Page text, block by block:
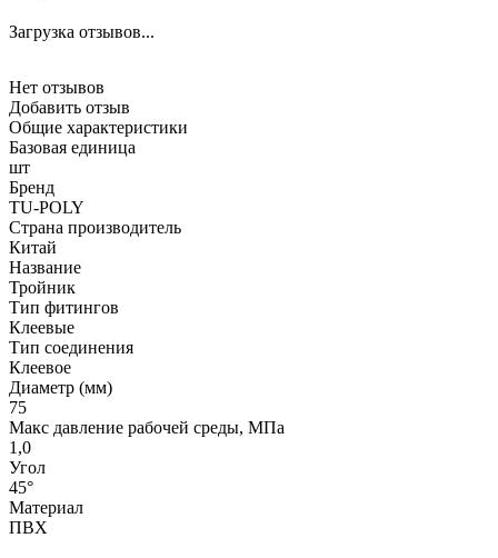
Загрузка отзывов...
Нет отзывов
Добавить отзыв
Общие характеристики
Базовая единица
шт
Бренд
TU-POLY
Страна производитель
Китай
Название
Тройник
Тип фитингов
Клеевые
Тип соединения
Клеевое
Диаметр (мм)
75
Макс давление рабочей среды, МПа
1,0
Угол
45°
Материал
ПВХ